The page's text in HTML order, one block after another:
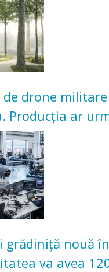
de drone
Producția ar
în toamna
grădiniță nouă
va avea